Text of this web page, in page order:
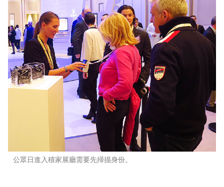
公眾日進入積家展廳需要先掃描身份。